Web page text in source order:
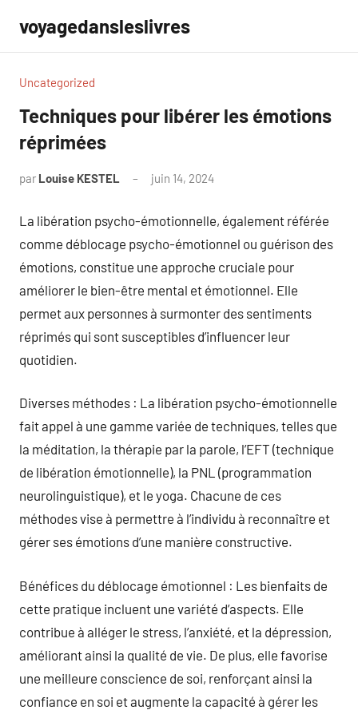
contenu
voyagedansleslivres
Uncategorized
Techniques pour libérer les émotions
réprimées
par Louise KESTEL juin 14, 2024
La libération psycho-émotionnelle, également référée
comme déblocage psycho-émotionnel ou guérison des
émotions, constitue une approche cruciale pour
améliorer le bien-être mental et émotionnel. Elle
permet aux personnes à surmonter des sentiments
réprimés qui sont susceptibles d’influencer leur
quotidien.
Diverses méthodes : La libération psycho-émotionnelle
fait appel à une gamme variée de techniques, telles que
la méditation, la thérapie par la parole, l’EFT (technique
de libération émotionnelle), la PNL (programmation
neurolinguistique), et le yoga. Chacune de ces
méthodes vise à permettre à l’individu à reconnaître et
gérer ses émotions d’une manière constructive.
Bénéfices du déblocage émotionnel : Les bienfaits de
cette pratique incluent une variété d’aspects. Elle
contribue à alléger le stress, l’anxiété, et la dépression,
améliorant ainsi la qualité de vie. De plus, elle favorise
une meilleure conscience de soi, renforçant ainsi la
confiance en soi et augmente la capacité à gérer les